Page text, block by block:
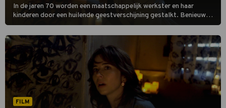
In de jaren 70 worden een maatschappelijk werkster en haar
kinderen door een huilende geestverschijning gestalkt. Benieuwd
hoe dat afloopt? Je ziet het in The Curse of La Llorona.
FILM